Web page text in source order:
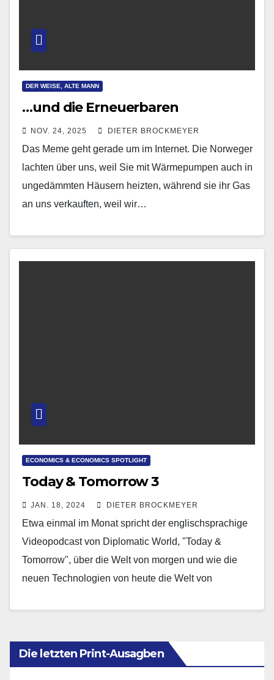
DER WEISE, ALTE MANN
…und die Erneuerbaren
NOV. 24, 2025 DIETER BROCKMEYER
Das Meme geht gerade um im Internet. Die Norweger
lachten über uns, weil Sie mit Wärmepumpen auch in
ungedämmten Häusern heizten, während sie ihr Gas
an uns verkauften, weil wir…
ECONOMICS & ECONOMICS SPOTLIGHT
Today & Tomorrow 3
JAN. 18, 2024 DIETER BROCKMEYER
Etwa einmal im Monat spricht der englischsprachige
Videopodcast von Diplomatic World, "Today &
Tomorrow", über die Welt von morgen und wie die
neuen Technologien von heute die Welt von
Die letzten Print-Ausagben